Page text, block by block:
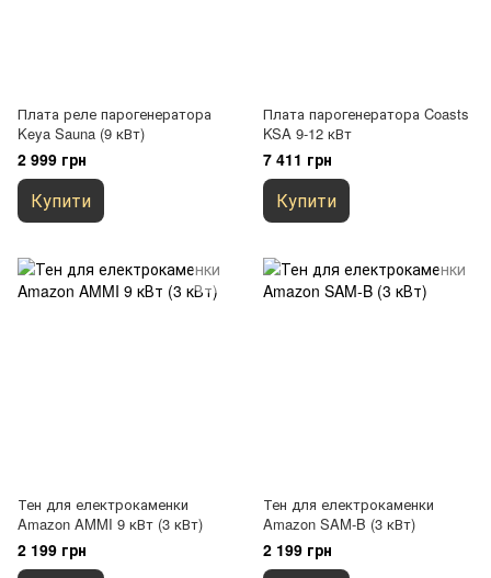
Плата реле парогенератора
Keya Sauna (9 кВт)
2 999 грн
Купити
Плата парогенератора Coasts
KSA 9-12 кВт
7 411 грн
Купити
Тен для електрокаменки
Amazon AMMI 9 кВт (3 кВт)
2 199 грн
Тен для електрокаменки
Amazon SAM-B (3 кВт)
2 199 грн